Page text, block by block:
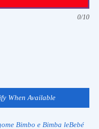
0/10
When Available
Bimbo e Bimba leBebé